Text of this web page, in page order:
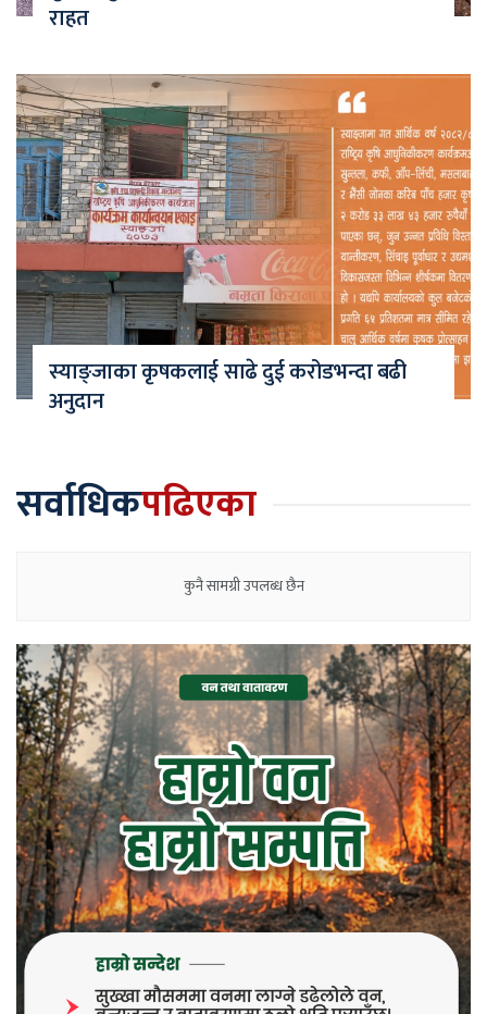
राहत
स्याङ्जाका कृषकलाई साढे दुई करोडभन्दा बढी
अनुदान
सर्वाधिकपढिएका
कुनै सामग्री उपलब्ध छैन